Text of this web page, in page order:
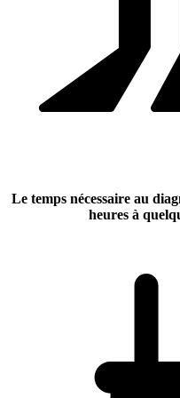
Le temps nécessaire au
heures à